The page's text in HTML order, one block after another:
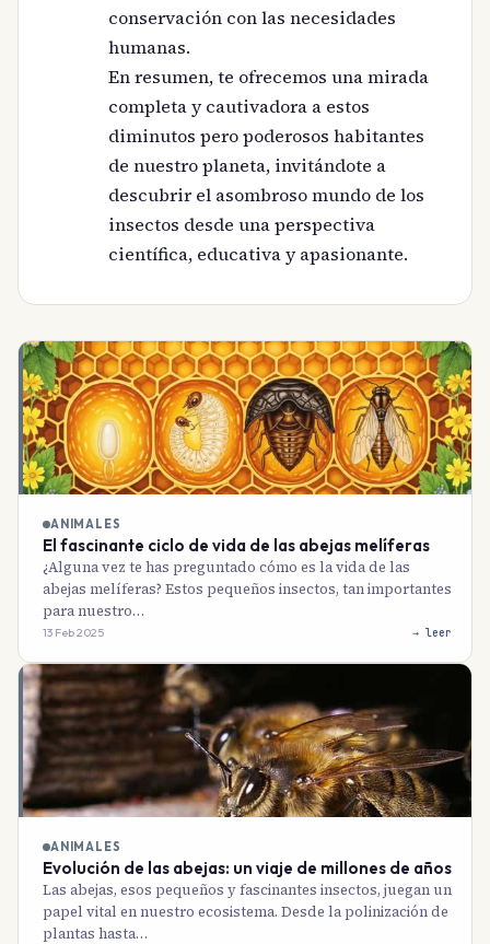
conservación con las necesidades
humanas.
En resumen, te ofrecemos una mirada
completa y cautivadora a estos
diminutos pero poderosos habitantes
de nuestro planeta, invitándote a
descubrir el asombroso mundo de los
insectos desde una perspectiva
científica, educativa y apasionante.
ANIMALES
El fascinante ciclo de vida de las abejas melíferas
¿Alguna vez te has preguntado cómo es la vida de las
abejas melíferas? Estos pequeños insectos, tan importantes
para nuestro…
13 Feb 2025 → leer
ANIMALES
Evolución de las abejas: un viaje de millones de años
Las abejas, esos pequeños y fascinantes insectos, juegan un
papel vital en nuestro ecosistema. Desde la polinización de
plantas hasta…